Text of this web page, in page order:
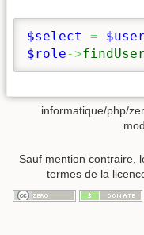
$select =
$role->
informatique/php/
Sauf mention contraire,
termes de la